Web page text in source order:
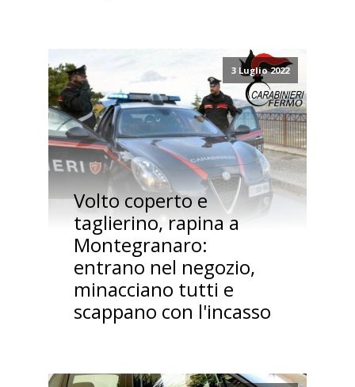
3 Luglio 2022
Volto coperto e
taglierino, rapina a
Montegranaro:
entrano nel negozio,
minacciano tutti e
scappano con l'incasso